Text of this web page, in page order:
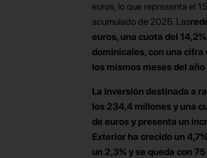
euros, lo que representa el
acumulado de 2025. Las
euros, una cuota del
dominicales, con una
los mismos meses del
La inversión destinada a
los 234,4 millones y una
de euros y presenta un
Exterior ha crecido un
un 2,3% y se queda con